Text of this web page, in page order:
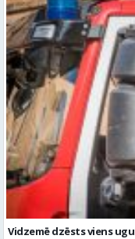
Valmierā notikusi auto